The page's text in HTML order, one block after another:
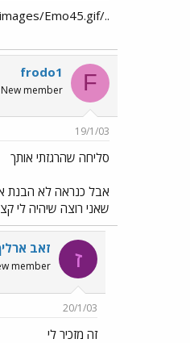
../images/Emo45.gif
F
frodo1
New member
19/1/03
סליחה שהרגזתי אותך
אבל כנראה לא הבנת
שאני רוצה שיהיה לי
ז זאב
member
20/1/03
זה מזכיר לי